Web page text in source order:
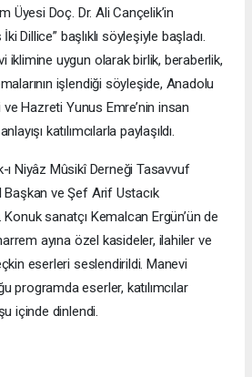
Üyesi Doç. Dr. Ali Cançelik’in
Dillice” başlıklı söyleşiyle başladı.
iklimine uygun olarak birlik, beraberlik,
işlendiği söyleşide, Anadolu
Hazreti Yunus Emre’nin insan
katılımcılarla paylaşıldı.
ı Niyâz Mûsikî Derneği Tasavvuf
ve Şef Arif Ustacık
sanatçı Kemalcan Ergün’ün de
ayına özel kasideler, ilahiler ve
eserleri seslendirildi. Manevi
programda eserler, katılımcılar
içinde dinlendi.